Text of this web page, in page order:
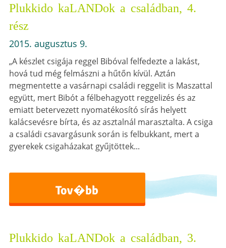
Plukkido kaLANDok a családban, 4.
rész
2015. augusztus 9.
„A készlet csigája reggel Bibóval felfedezte a lakást,
hová tud még felmászni a hűtőn kívül. Aztán
megmentette a vasárnapi családi reggelit is Maszattal
együtt, mert Bibót a félbehagyott reggelizés és az
emiatt betervezett nyomatékosító sírás helyett
kalácsevésre bírta, és az asztalnál marasztalta. A csiga
a családi csavargásunk során is felbukkant, mert a
gyerekek csigaházakat gyűjtöttek...
Tov�bb
Plukkido kaLANDok a családban, 3.